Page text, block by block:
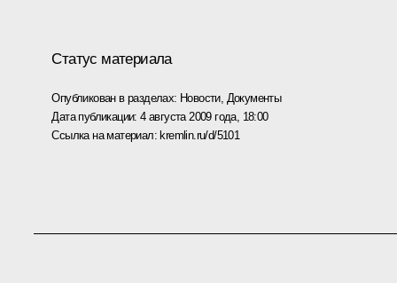
Статус материала
Опубликован в разделах: Новости, Документы
Дата публикации:4 августа 2009 года, 18:00
Ссылка на материал:kremlin.ru/d/5101